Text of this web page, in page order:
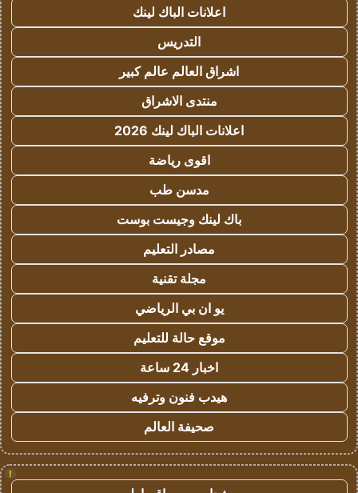
اعلانات الباك لينك
التدريس
اشراق العالم عالم كبير
منتدى الاشراق
اعلانات الباك لينك 2026
اقوى رياضة
مدسن طب
باك لينك وجيست بوست
مصادر التعليم
مجلة تقنية
يو ان بي الرياضي
موقع حالة للتعليم
اخبار 24 ساعة
هيدب فنون وترفيه
صحيفة العالم
!